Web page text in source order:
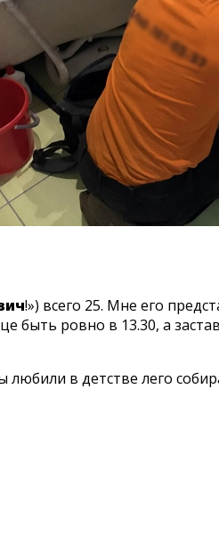
!») всего 25. Мне его
быть ровно в 13.30, а
в детстве лего